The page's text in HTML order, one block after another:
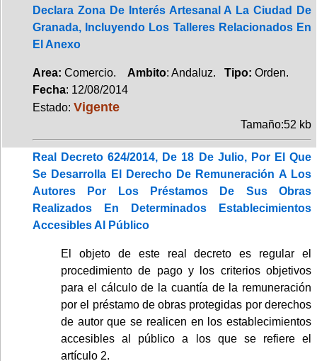
Declara Zona De Interés Artesanal A La Ciudad De
Granada, Incluyendo Los Talleres Relacionados En
El Anexo
Area: Comercio. Ambito: Andaluz. Tipo: Orden.
Fecha: 12/08/2014
Estado: Vigente
Tamaño:52 kb
Real Decreto 624/2014, De 18 De Julio, Por El Que
Se Desarrolla El Derecho De Remuneración A Los
Autores Por Los Préstamos De Sus Obras
Realizados En Determinados Establecimientos
Accesibles Al Público
El objeto de este real decreto es regular el
procedimiento de pago y los criterios objetivos
para el cálculo de la cuantía de la remuneración
por el préstamo de obras protegidas por derechos
de autor que se realicen en los establecimientos
accesibles al público a los que se refiere el
artículo 2.